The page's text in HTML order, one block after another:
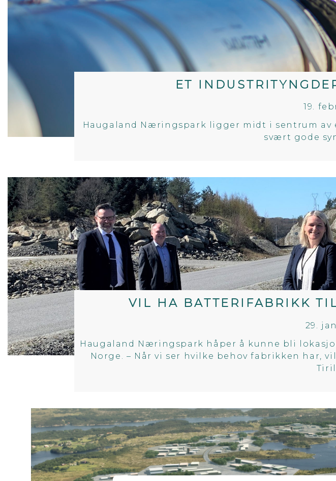
ET
19.
Haugaland Næringspark ligger midt i sentrum
svært gode
VIL HA BATTERIFABRIKK
29.
Haugaland Næringspark håper å kunne bli
Norge. – Når vi ser hvilke behov fabrikken har,